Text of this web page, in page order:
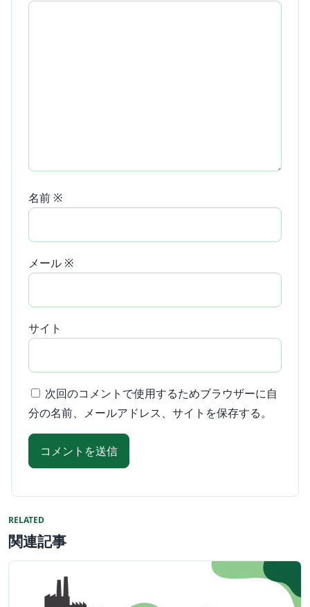
名前 ※
メール ※
サイト
次回のコメントで使用するためブラウザーに自
分の名前、メールアドレス、サイトを保存する。
RELATED
関連記事